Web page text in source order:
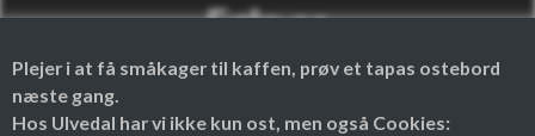
Plejer i at få småkager til kaffen, prøv et tapas ostebord
næste gang.
Hos Ulvedal har vi ikke kun ost, men også Cookies:
Følg os